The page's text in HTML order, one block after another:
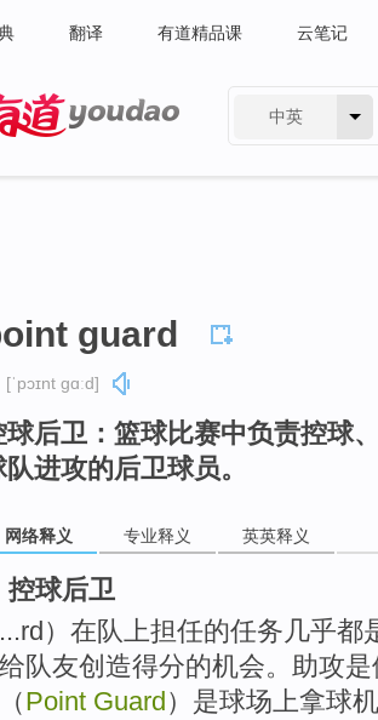
翻译 有道精品课 云笔记
中英
guard
[ˈpɔɪnt ɡɑːd]
球后卫：篮球比赛中负责控球
队进攻的后卫球员。
网络释义 专业释义 英英释义
控球后卫
...rd）在队上担任的任务几乎
给队友创造得分的机会。助攻
（Point Guard ）是球场上拿球